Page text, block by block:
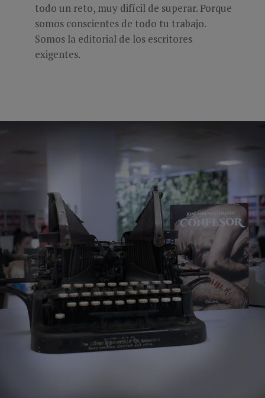
todo un reto, muy difícil de superar. Porque
somos conscientes de todo tu trabajo.
Somos la editorial de los escritores
exigentes.